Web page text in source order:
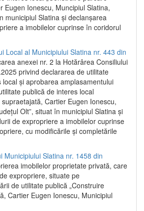
Eugen Ionescu, Muncipiul Slatina,
municipiul Slatina și declanșarea
a imobilelor cuprinse în coridorul
Local al Municipiului Slatina nr. 443 din
anexei nr. 2 la Hotărârea Consiliului
privind declararea de utilitate
şi aprobarea amplasamentului
publică de interes local
Cartier Eugen Ionescu,
Olt”, situat în municipiul Slatina şi
de expropriere a imobilelor cuprinse
cu modificările şi completările
Municipiului Slatina nr. 1458 din
imobilelor proprietate privată, care
expropriere, situate pe
de utilitate publică „Construire
Cartier Eugen Ionescu, Municipiul